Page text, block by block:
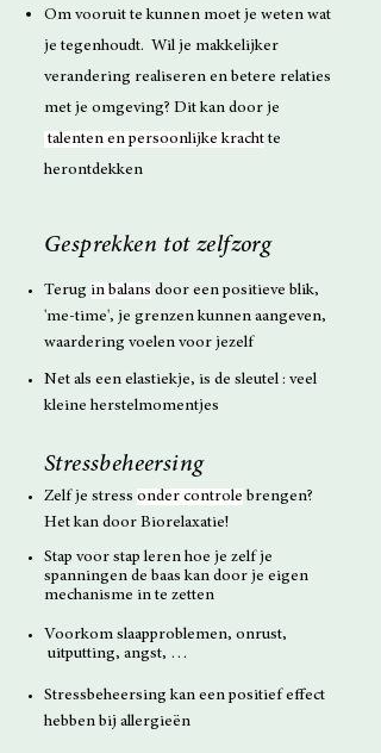
Om vooruit te kunnen moet je weten wat
je tegenhoudt. Wil je makkelijker
verandering realiseren en betere relaties
met je omgeving? Dit kan door je
talenten en persoonlijke kracht te
herontdekken
Gesprekken tot zelfzorg
Terug in balans door een positieve blik,
'me-time', je grenzen kunnen aangeven,
waardering voelen voor jezelf
Net als een elastiekje, is de sleutel : veel
kleine herstelmomentjes
Stressbeheersing
Zelf je stress onder controle brengen?
Het kan door Biorelaxatie!
Stap voor stap leren hoe je zelf je
spanningen de baas kan door je eigen
mechanisme in te zetten
Voorkom slaapproblemen, onrust,
uitputting, angst, …
Stressbeheersing kan een positief effect
hebben bij allergieën